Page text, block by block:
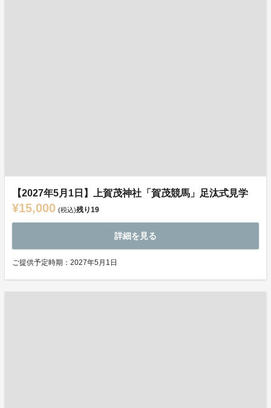
【2027年5月1日】上賀茂神社「賀茂競馬」足汰式見学
¥15,000 (税込)残り19
詳細を見る
ご提供予定時期：2027年5月1日